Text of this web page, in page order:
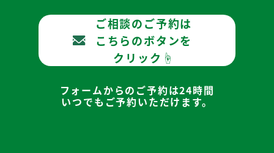
ご相談のご予約は
こちらのボタンを
クリック☝
フォームからのご予約は24時間
いつでもご予約いただけます。